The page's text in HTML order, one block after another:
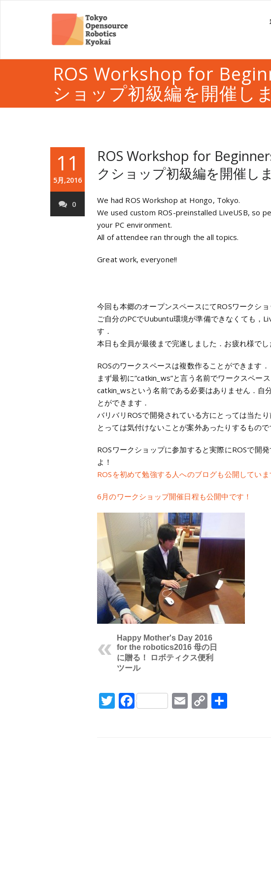
ROS Workshop for
ショップ初級編を開催し
11
5月,2016
0
ROS Workshop for
クショップ初級編を開催し
We had ROS Workshop at Hongo, Tokyo.
We used custom ROS-preinstalled LiveUSB, so
your PC environment.
All of attendee ran through the all topics.
Great work, everyone!!
今回も本郷のオープンスペースにてROSワークシ
ご自分のPCでUubuntu環境が準備できなくても，
す．
本日も全員が最後まで完遂しました．お疲れ様でし
ROSのワークスペースは複数作ることができます．
まず最初に”catkin_ws”と言う名前でワークスペー
catkin_wsという名前である必要はありません．自
とができます．
バリバリROSで開発されている方にとっては当た
とっては気付けないことが案外あったりするもので
ROSワークショップに参加すると実際にROSで開
よ！
ROSを初めて勉強する人へのブログも公開していま
6月のワークショップ開催日程も公開中です！
Happy Mother's Day 2016
for the robotics2016 母の日
に贈る！ ロボティクス便利
ツール
Twitter
FacebookEmail
Copy